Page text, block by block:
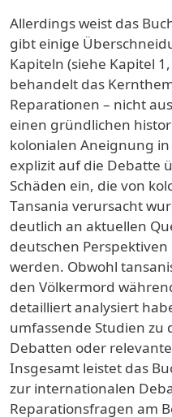
Allerdings weist das
gibt einige
Kapiteln (siehe Kapitel
behandelt das
Reparationen – nicht
einen gründlichen
kolonialen Aneignung
explizit auf die Debatte
Schäden ein, die von
Tansania verursacht
deutlich an aktuellen
deutschen
werden. Obwohl
den Völkermord
detailliert analysiert
umfassende Studien
Debatten oder
Insgesamt leistet das
zur internationalen
Reparationsfragen am